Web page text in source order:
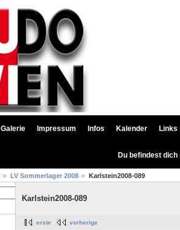
Galerie Impressum Infos Kalender Links
Du befindest
LV Sommerlager 2008 Karlstein2008-089
Karlstein2008-089
erste vorherige